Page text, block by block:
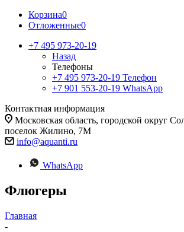
Корзина0
Отложенные0
+7 495 973-20-19
Назад
Телефоны
+7 495 973-20-19 Телефон
+7 901 553-20-19 WhatsApp
Контактная информация
Московская область, городской округ
поселок Жилино, 7М
info@aquanti.ru
WhatsApp
Флюгеры
Главная
-